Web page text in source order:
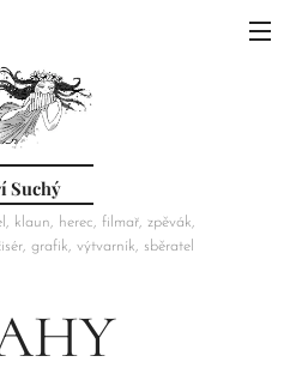
Suchý
klaun, herec, filmař, zpěvák,
grafik, výtvarník, sběratel